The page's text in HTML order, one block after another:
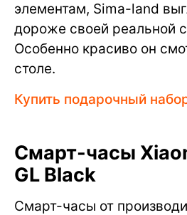
элементам, Sima-land
дороже своей реальной
Особенно красиво он
столе.
Купить подарочный
Смарт-часы
GL Black
Смарт-часы от